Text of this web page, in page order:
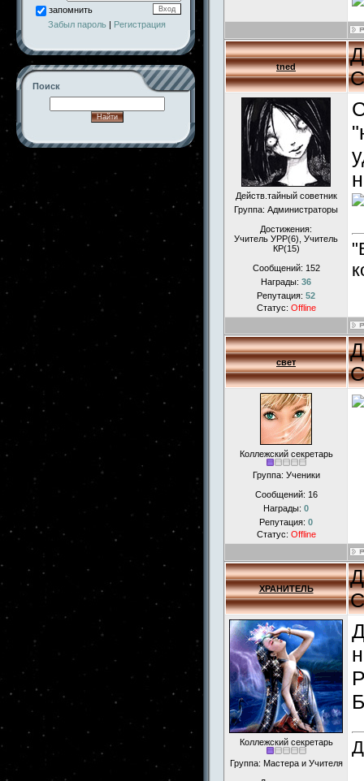
запомнить
Забыл пароль | Регистрация
Поиск
tned
Действ.тайный советник
Группа: Администраторы
Достижения:
Учитель УРР(6), Учитель
КР(15)
Сообщений: 152
Награды: 36
Репутация: 52
Статус: Offline
свет
Коллежский секретарь
Группа: Ученики
Сообщений: 16
Награды: 0
Репутация: 0
Статус: Offline
ХРАНИТЕЛЬ
Коллежский секретарь
Группа: Мастера и Учителя